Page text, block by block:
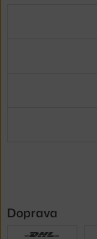
Doprava